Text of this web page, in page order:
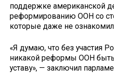
поддержке американской
реформированию ООН со
которые даже не
«Я думаю, что без участия
никакой реформы ООН
уставу», — заключил